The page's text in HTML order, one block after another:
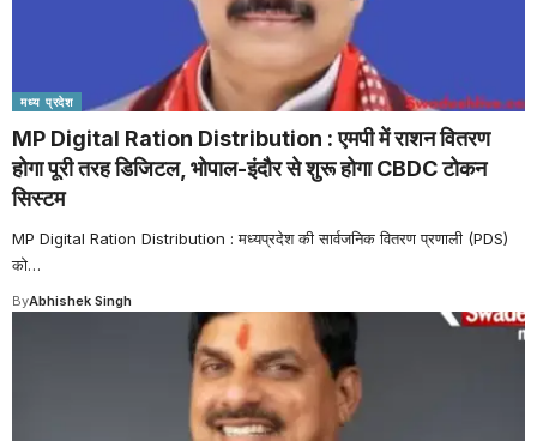
मध्य प्रदेश
MP Digital Ration Distribution : एमपी में राशन वितरण
होगा पूरी तरह डिजिटल, भोपाल-इंदौर से शुरू होगा CBDC टोकन
सिस्टम
MP Digital Ration Distribution : मध्यप्रदेश की सार्वजनिक वितरण प्रणाली (PDS)
को…
ByAbhishek Singh